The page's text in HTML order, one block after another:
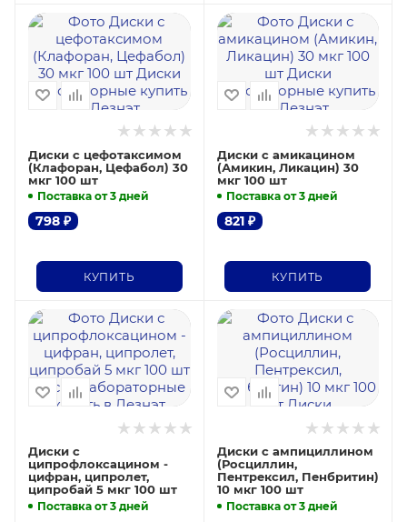
Диски с цефотаксимом
(Клафоран, Цефабол) 30
мкг 100 шт
Поставка от 3 дней
798 ₽
КУПИТЬ
Диски с амикацином
(Амикин, Ликацин) 30
мкг 100 шт
Поставка от 3 дней
821₽
КУПИТЬ
Диски с
ципрофлоксацином -
цифран, ципролет,
ципробай 5 мкг 100 шт
Поставка от 3 дней
Диски с ампициллином
(Росциллин,
Пентрексил, Пенбритин)
10 мкг 100 шт
Поставка от 3 дней